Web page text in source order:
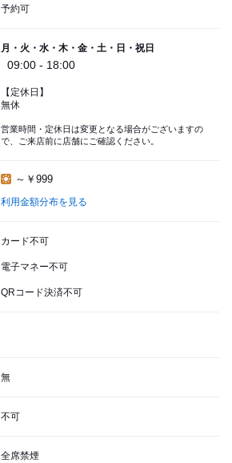
予約可
月・火・水・木・金・土・日・祝日
09:00 - 18:00
【定休日】
無休
営業時間・定休日は変更となる場合がございますの
で、ご来店前に店舗にご確認ください。
～￥999
利用金額分布を見る
カード不可
電子マネー不可
QRコード決済不可
無
不可
全席禁煙